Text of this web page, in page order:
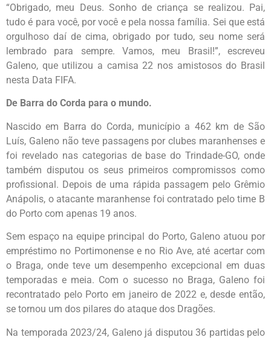
“Obrigado, meu Deus. Sonho de criança se realizou. Pai,
tudo é para você, por você e pela nossa família. Sei que está
orgulhoso daí de cima, obrigado por tudo, seu nome será
lembrado para sempre. Vamos, meu Brasil!”, escreveu
Galeno, que utilizou a camisa 22 nos amistosos do Brasil
nesta Data FIFA.
De Barra do Corda para o mundo.
Nascido em Barra do Corda, município a 462 km de São
Luís, Galeno não teve passagens por clubes maranhenses e
foi revelado nas categorias de base do Trindade-GO, onde
também disputou os seus primeiros compromissos como
profissional. Depois de uma rápida passagem pelo Grêmio
Anápolis, o atacante maranhense foi contratado pelo time B
do Porto com apenas 19 anos.
Sem espaço na equipe principal do Porto, Galeno atuou por
empréstimo no Portimonense e no Rio Ave, até acertar com
o Braga, onde teve um desempenho excepcional em duas
temporadas e meia. Com o sucesso no Braga, Galeno foi
recontratado pelo Porto em janeiro de 2022 e, desde então,
se tornou um dos pilares do ataque dos Dragões.
Na temporada 2023/24, Galeno já disputou 36 partidas pelo